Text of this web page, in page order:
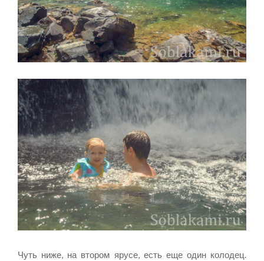
Чуть ниже, на втором ярусе, есть еще один колодец.